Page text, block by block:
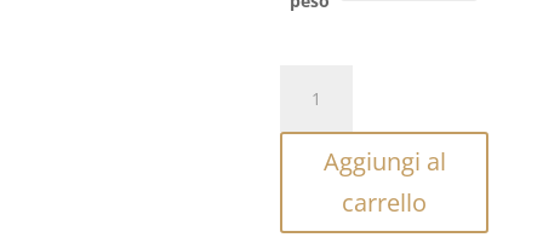
Olio
Extravergine
Aggiungi al
carrello